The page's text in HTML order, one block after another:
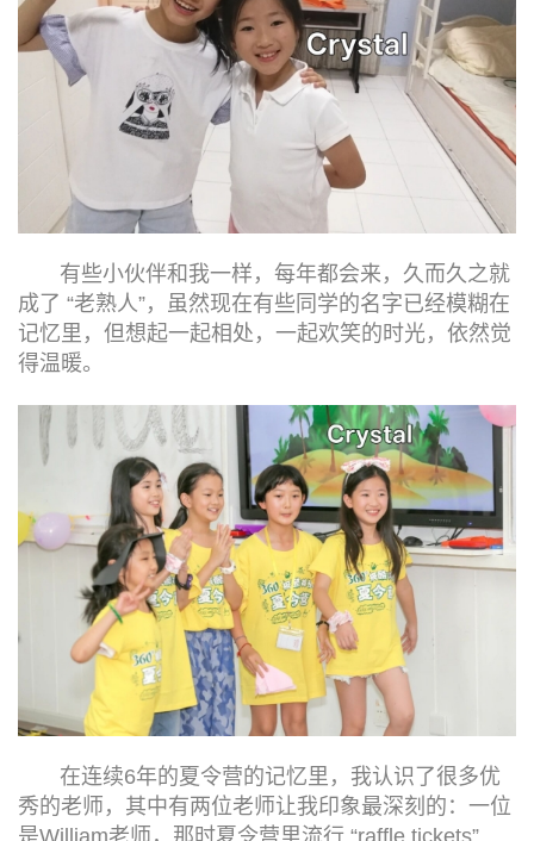
有些小伙伴和我一样，每年都会来，久而久之就
成了 “老熟人”，虽然现在有些同学的名字已经模糊在
记忆里，但想起一起相处，一起欢笑的时光，依然觉
得温暖。
在连续6年的夏令营的记忆里，我认识了很多优
秀的老师，其中有两位老师让我印象最深刻的：一位